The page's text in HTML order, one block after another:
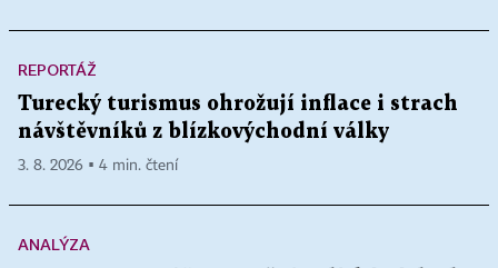
REPORTÁŽ
Turecký turismus ohrožují inflace i strach
návštěvníků z blízkovýchodní války
3. 8. 2026 ▪ 4 min. čtení
ANALÝZA